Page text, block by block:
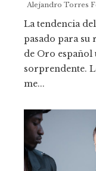
Alejandro Torres
La tendencia
pasado para su
de Oro
sorprendente.
me...